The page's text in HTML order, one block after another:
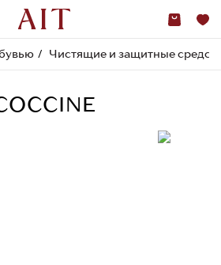
Чистящие и защитные